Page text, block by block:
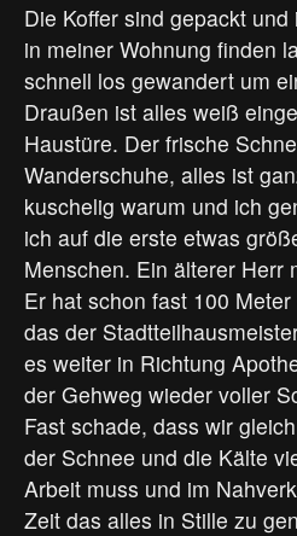
Die Koffer sind gepackt
in meiner Wohnung finden
schnell los gewandert um
Draußen ist alles weiß
Haustüre. Der frische
Wanderschuhe, alles ist
kuschelig warum und ich
ich auf die erste etwas
Menschen. Ein älterer Herr
Er hat schon fast 100
das der
es weiter in Richtung
der Gehweg wieder voller
Fast schade, dass wir
der Schnee und die Kälte
Arbeit muss und im
Zeit das alles in Stille zu